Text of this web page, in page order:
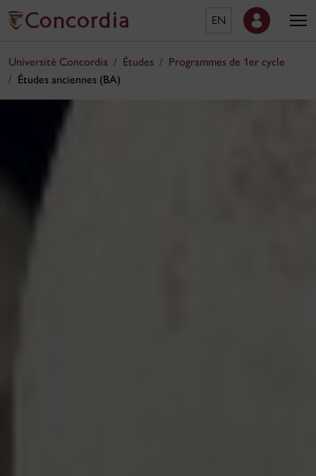
EN
Université Concordia Études
Programmes de 1er cycle
Études anciennes (BA)